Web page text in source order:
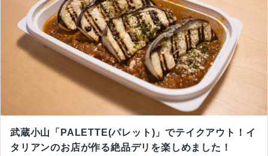
武蔵小山「PALETTE(パレット)」でテイクアウト！イ
タリアンのお店が作る絶品デリを楽しめました！